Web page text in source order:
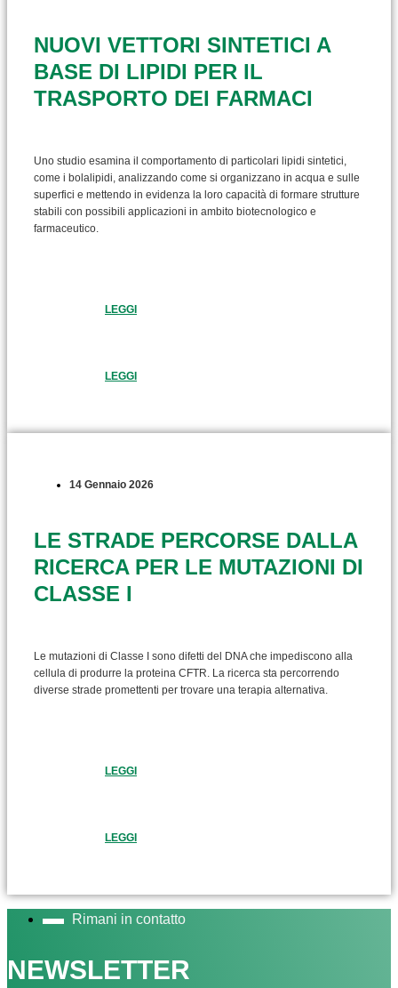
NUOVI VETTORI SINTETICI A
BASE DI LIPIDI PER IL
TRASPORTO DEI FARMACI
Uno studio esamina il comportamento di particolari lipidi sintetici,
come i bolalipidi, analizzando come si organizzano in acqua e sulle
superfici e mettendo in evidenza la loro capacità di formare strutture
stabili con possibili applicazioni in ambito biotecnologico e
farmaceutico.
LEGGI
LEGGI
14 Gennaio 2026
LE STRADE PERCORSE DALLA
RICERCA PER LE MUTAZIONI DI
CLASSE I
Le mutazioni di Classe I sono difetti del DNA che impediscono alla
cellula di produrre la proteina CFTR. La ricerca sta percorrendo
diverse strade promettenti per trovare una terapia alternativa.
LEGGI
LEGGI
Rimani in contatto
NEWSLETTER